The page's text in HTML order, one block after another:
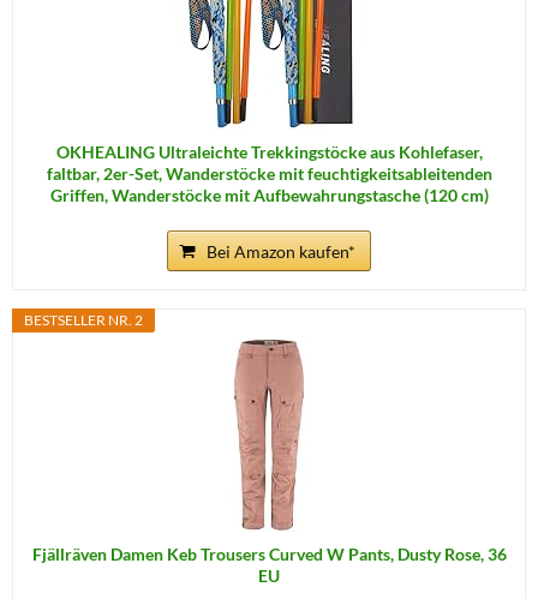
OKHEALING Ultraleichte Trekkingstöcke aus Kohlefaser,
faltbar, 2er-Set, Wanderstöcke mit feuchtigkeitsableitenden
Griffen, Wanderstöcke mit Aufbewahrungstasche (120 cm)
Bei Amazon kaufen*
BESTSELLER NR. 2
Fjällräven Damen Keb Trousers Curved W Pants, Dusty Rose, 36
EU